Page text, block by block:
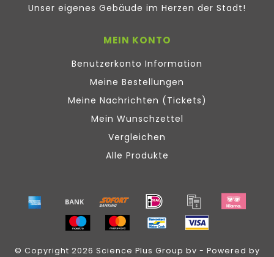
Unser eigenes Gebäude im Herzen der Stadt!
MEIN KONTO
Benutzerkonto Information
Meine Bestellungen
Meine Nachrichten (Tickets)
Mein Wunschzettel
Vergleichen
Alle Produkte
© Copyright 2026 Science Plus Group bv - Powered by